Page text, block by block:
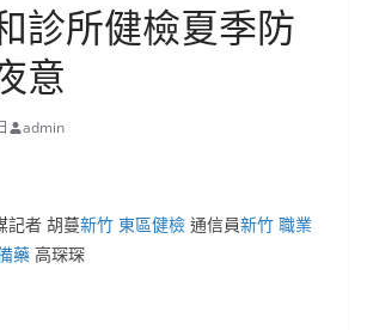
診所健檢夏季防
意
admin
者 胡蔓新竹 東區健檢 通信員新竹 職業
藥 高琛琛